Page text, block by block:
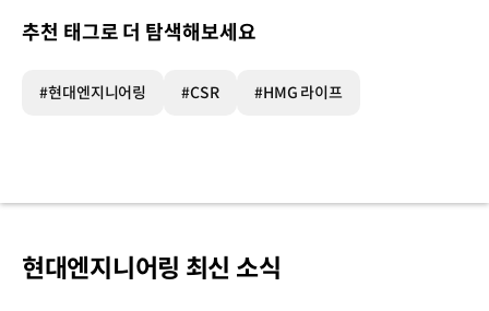
추천 태그로 더 탐색해보세요
#현대엔지니어링 #CSR #HMG 라이프
현대엔지니어링 최신 소식